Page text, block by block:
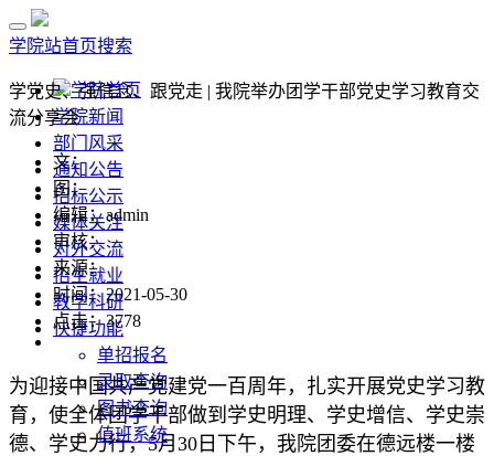
学院站首页搜索
学院首页
学院新闻
部门风采
通知公告
招标公示
媒体关注
对外交流
招生就业
教学科研
快捷功能
单招报名
录取查询
图书查询
值班系统
学党史、强信念、跟党走 | 我院举办团学干部党史学习教育交
流分享会
文：
图：
编辑：admin
审核：
来源：
时间：2021-05-30
点击：3778
为迎接中国共产党建党一百周年，扎实开展党史学习教
育，使全体团学干部做到学史明理、学史增信、学史崇
德、学史力行，5月30日下午，我院团委在德远楼一楼